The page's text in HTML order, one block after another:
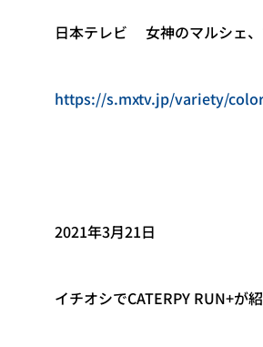
日本テレビ 女神のマルシェ、
https://s.mxtv.jp/variety/
2021年3月21日
イチオシでCATERPY RUN+が